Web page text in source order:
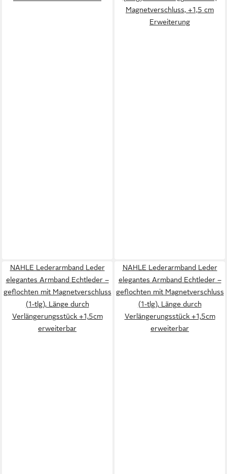
Magnetverschluss, +1,5 cm
Erweiterung
NAHLE Lederarmband Leder
elegantes Armband Echtleder –
geflochten mit Magnetverschluss
(1-tlg), Länge durch
Verlängerungsstück +1,5cm
erweiterbar
NAHLE Lederarmband Leder
elegantes Armband Echtleder –
geflochten mit Magnetverschluss
(1-tlg), Länge durch
Verlängerungsstück +1,5cm
erweiterbar